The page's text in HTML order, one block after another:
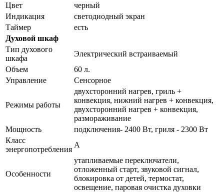
Цвет
черный
Индикация
светодиодный экран
Таймер
есть
Духовой шкаф
Тип духового
шкафа
Электрический встраиваемый
Объем
60 л.
Управление
Сенсорное
Режимы работы
двухсторонний нагрев, гриль +
конвекция, нижний нагрев + конвекция,
двухсторонний нагрев + конвекция,
размораживание
Мощность
подключения- 2400 Вт, гриля - 2300 Вт
Класс
энергопотребления
A
Особенности
утапливаемые переключатели,
отложенный старт, звуковой сигнал,
блокировка от детей, термостат,
освещение, паровая очистка духовки